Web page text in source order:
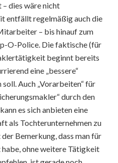
dies wäre nicht
entfällt regelmäßig auch die
– bis hinauf zum
O-Police. Die faktische (für
beginnt bereits
eine „bessere“
Auch „Vorarbeiten“ für
durch den
es sich anbieten eine
als Tochterunternehmen zu
Bemerkung, dass man für
ohne weitere Tätigkeit